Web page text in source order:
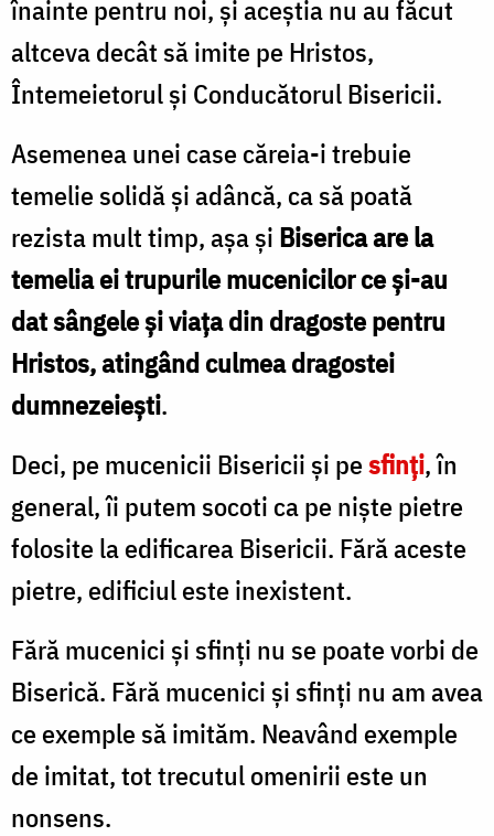
înainte pentru noi, și aceștia nu au făcut
altceva decât să imite pe Hristos,
Întemeietorul și Conducătorul Bisericii.
Asemenea unei case căreia-i trebuie
temelie solidă și adâncă, ca să poată
rezista mult timp, așa și Biserica are la
temelia ei trupurile mucenicilor ce și-au
dat sângele și viața din dragoste pentru
Hristos, atingând culmea dragostei
dumnezeiești.
Deci, pe mucenicii Bisericii și pesfinți, în
general, îi putem socoti ca pe niște pietre
folosite la edificarea Bisericii. Fără aceste
pietre, edificiul este inexistent.
Fără mucenici și sfinți nu se poate vorbi de
Biserică. Fără mucenici și sfinți nu am avea
ce exemple să imităm. Neavând exemple
de imitat, tot trecutul omenirii este un
nonsens.